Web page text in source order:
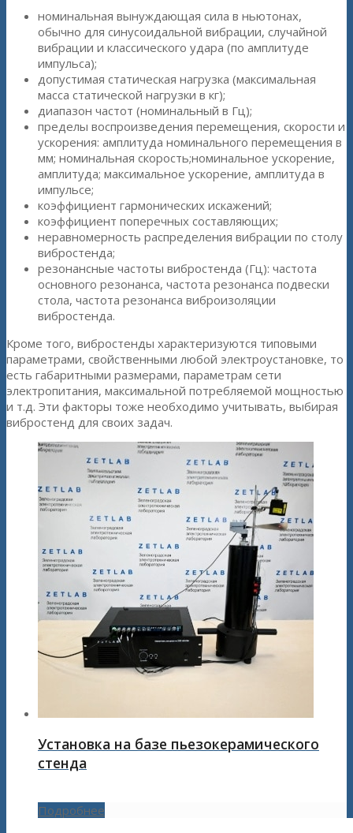
номинальная вынуждающая сила в ньютонах,
обычно для синусоидальной вибрации, случайной
вибрации и классического удара (по амплитуде
импульса);
допустимая статическая нагрузка (максимальная
масса статической нагрузки в кг);
диапазон частот (номинальный в Гц);
пределы воспроизведения перемещения, скорости и
ускорения: амплитуда номинального перемещения в
мм; номинальная скорость;номинальное ускорение,
амплитуда; максимальное ускорение, амплитуда в
импульсе;
коэффициент гармонических искажений;
коэффициент поперечных составляющих;
неравномерность распределения вибрации по столу
вибростенда;
резонансные частоты вибростенда (Гц): частота
основного резонанса, частота резонанса подвески
стола, частота резонанса виброизоляции
вибростенда.
Кроме того, вибростенды характеризуются типовыми
параметрами, свойственными любой электроустановке, то
есть габаритными размерами, параметрам сети
электропитания, максимальной потребляемой мощностью
и т.д. Эти факторы тоже необходимо учитывать, выбирая
вибростенд для своих задач.
Установка на базе пьезокерамического
стенда
Подробнее